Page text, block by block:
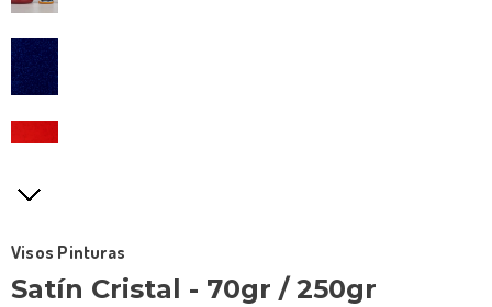
Visos Pinturas
Satín Cristal - 70gr / 250gr